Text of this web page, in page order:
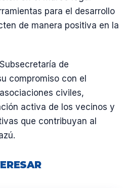
para el desarrollo
de manera positiva en la
de
compromiso con el
civiles,
activa de los vecinos y
que contribuyan al